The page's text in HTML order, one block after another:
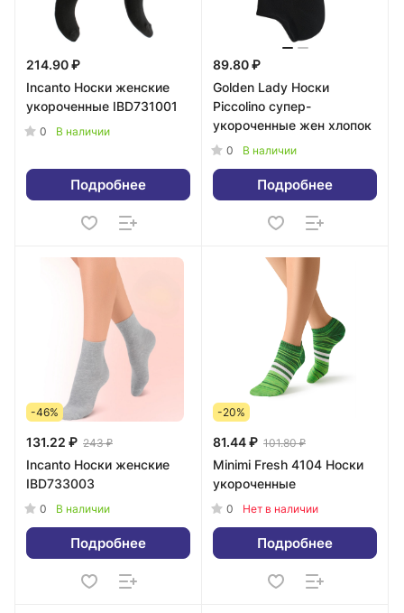
214.90 ₽
Incanto Носки женские
укороченные IBD731001
0 В наличии
Подробнее
89.80 ₽
Golden Lady Носки
Piccolino супер-
укороченные жен хлопок
0 В наличии
Подробнее
-46%
131.22 ₽ 243 ₽
Incanto Носки женские
IBD733003
0 В наличии
Подробнее
-20%
81.44 ₽ 101.80 ₽
Minimi Fresh 4104 Носки
укороченные
0 Нет в наличии
Подробнее